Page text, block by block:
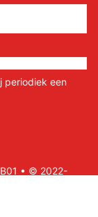
periodiek een
• © 2022-